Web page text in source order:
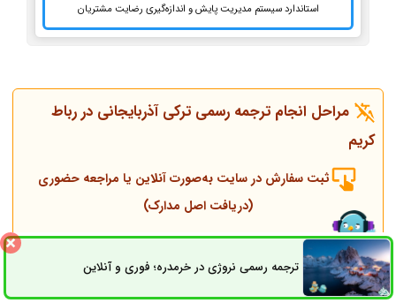
استاندارد سیستم مدیریت پایش و اندازه‌گیری رضایت مشتریان
مراحل انجام ترجمه رسمی ترکی آذربایجانی در رباط
کریم
ثبت سفارش در سایت به‌صورت آنلاین یا مراجعه حضوری
(دریافت اصل مدارک)
تماس همکاران و مشاوره قبل از انجام ترجمه
ترجمه رسمی نروژی در خرمدره؛ فوری و آنلاینثبت سفارش راه های ارتباطی